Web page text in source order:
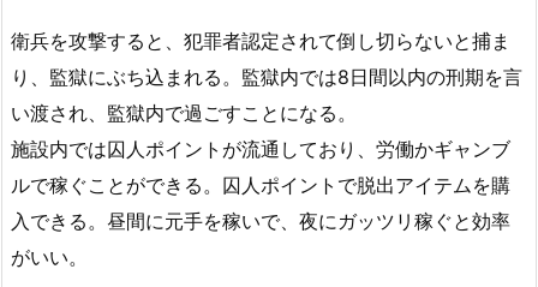
衛兵を攻撃すると、犯罪者認定されて倒し切らないと捕ま
り、監獄にぶち込まれる。監獄内では8日間以内の刑期を言
い渡され、監獄内で過ごすことになる。
施設内では囚人ポイントが流通しており、労働かギャンブ
ルで稼ぐことができる。囚人ポイントで脱出アイテムを購
入できる。昼間に元手を稼いで、夜にガッツリ稼ぐと効率
がいい。